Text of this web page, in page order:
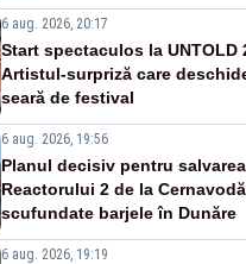
6 aug. 2026, 20:17
Start spectaculos la UNTOLD
Artistul-surpriză care
seară de festival
6 aug. 2026, 19:56
Planul decisiv pentru salvarea
Reactorului 2 de la
scufundate barjele în Dunăre
6 aug. 2026, 19:19